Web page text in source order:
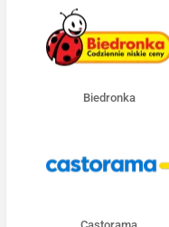
Biedronka